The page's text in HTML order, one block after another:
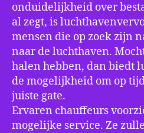
onduidelijkheid over
al zegt, is
mensen die op zoek zijn
naar de luchthaven.
halen hebben, dan biedt
de mogelijkheid om op
juiste gate.
Ervaren chauffeurs
mogelijke service. Ze